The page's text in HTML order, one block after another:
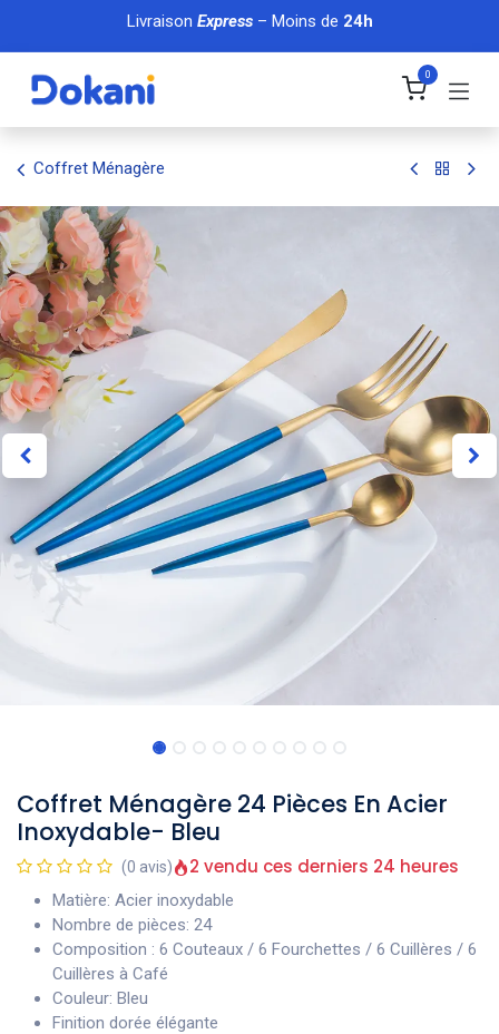
Se rendre au contenu
Livraison Express– Moins de 24h
0
Coffret Ménagère
Coffret Ménagère 24 Pièces En Acier
Inoxydable- Bleu
(0 avis) 2 vendu ces derniers 24 heures
Matière: Acier inoxydable
Nombre de pièces: 24
Composition : 6 Couteaux / 6 Fourchettes / 6 Cuillères / 6
Cuillères à Café
Couleur: Bleu
Finition dorée élégante